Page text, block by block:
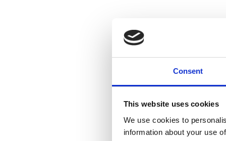
Consent
This website uses cookies
We use cookies to
information about your use